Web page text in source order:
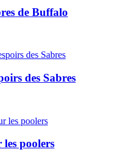
de Buffalo
des Sabres
les poolers